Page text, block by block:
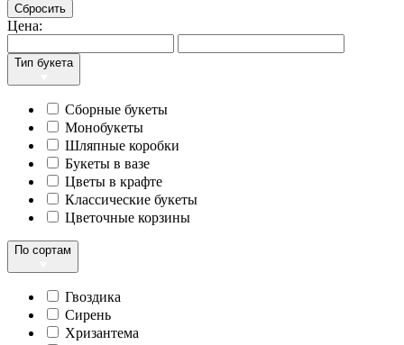
Сбросить
Цена:
Тип букета
Сборные букеты
Монобукеты
Шляпные коробки
Букеты в вазе
Цветы в крафте
Классические букеты
Цветочные корзины
По сортам
Гвоздика
Сирень
Хризантема